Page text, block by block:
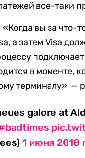
все-таки
вы за что-
а затем Visa
в моменте,
терминалу», —
galore at
1 июня 2018